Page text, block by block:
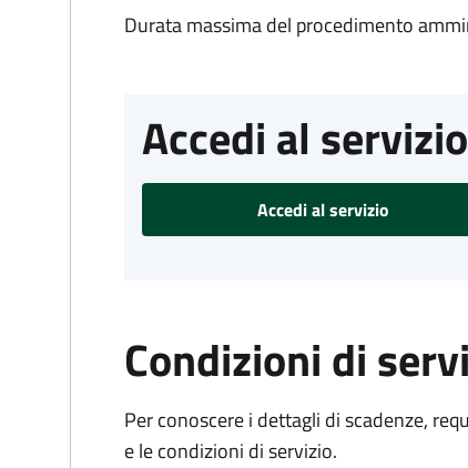
Durata massima del procedimento
Accedi al servizio
Accedi al servizio
Condizioni di
Per conoscere i dettagli di scadenze,
e le condizioni di servizio.